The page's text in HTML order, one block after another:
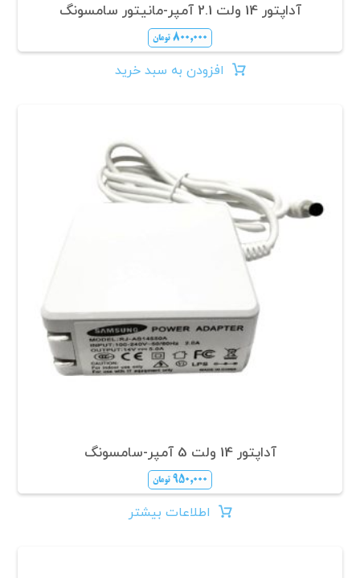
آداپتور 14 ولت 2.1 آمپر-مانیتور سامسونگ
۸۰۰,۰۰۰ تومان
افزودن به سبد خرید
آداپتور 14 ولت 5 آمپر-سامسونگ
۹۵۰,۰۰۰ تومان
اطلاعات بیشتر